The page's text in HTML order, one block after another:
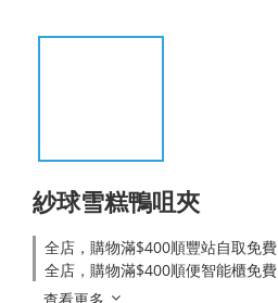
紗球雪糕鴨咀夾
全店，購物滿$400順豐站自取免費
全店，購物滿$400順便智能櫃免費